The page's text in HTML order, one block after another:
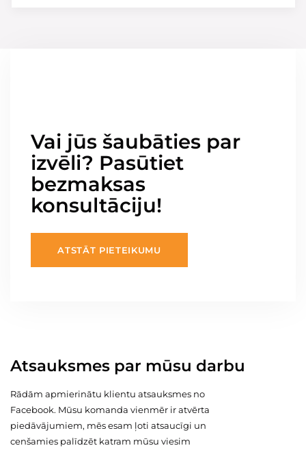
Vai jūs šaubāties par
izvēli? Pasūtiet
bezmaksas
konsultāciju!
ATSTĀT PIETEIKUMU
Atsauksmes par mūsu darbu
Rādām apmierinātu klientu atsauksmes no
Facebook. Mūsu komanda vienmēr ir atvērta
piedāvājumiem, mēs esam ļoti atsaucīgi un
cenšamies palīdzēt katram mūsu viesim